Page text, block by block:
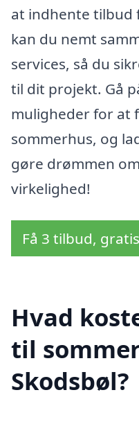
at indhente
kan du nemt
services, så du
til dit projekt. Gå
muligheder for at
sommerhus, og
gøre drømmen
virkelighed!
Få 3 tilbud,
Hvad
til
Skodsbøl?